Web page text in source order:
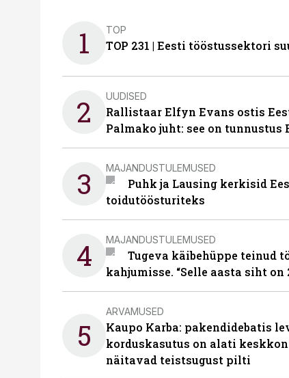
1 TOP
TOP 231 | Eesti tööstussektori
2 UUDISED
Rallistaar Elfyn Evans ostis
Palmako juht: see on
3 MAJANDUSTULEMUSED
Puhk ja Lausing kerkisid
toidutöösturiteks
4 MAJANDUSTULEMUSED
Tugeva käibehüppe teinud
kahjumisse. “Selle aasta siht
5
ARVAMUSED
Kaupo Karba: pakendidebatis
korduskasutus on alati
näitavad teistsugust pilti